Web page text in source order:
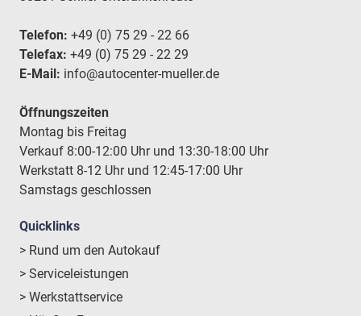
Telefon: +49 (0) 75 29 - 22 66
Telefax: +49 (0) 75 29 - 22 29
E-Mail: info@autocenter-mueller.de
Öffnungszeiten
Montag bis Freitag
Verkauf 8:00-12:00 Uhr und 13:30-18:00 Uhr
Werkstatt 8-12 Uhr und 12:45-17:00 Uhr
Samstags geschlossen
Quicklinks
> Rund um den Autokauf
> Serviceleistungen
> Werkstattservice